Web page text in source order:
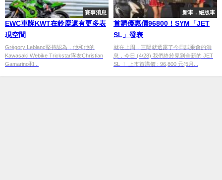
賽事消息
EWC車隊KWT在鈴鹿還有更多表
現空間
Grégory Leblanc堅持認為，他和他的
Kawasaki Webike Trickstar隊友Christian
Gamarino和...
新車．絕版車
首購優惠價96800！SYM「JET
SL」發表
就在上周，三陽就透露了今日試乘會的消
息，今日 (4/28) 我們終於見到全新的 JET
SL ！ 上市首購價 : 96,800 元(5月...